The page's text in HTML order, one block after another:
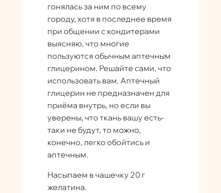
гонялась за ним по всему
городу, хотя в последнее время
при общении с кондитерами
выясняю, что многие
пользуются обычным аптечным
глицерином. Решайте сами, что
использовать вам. Аптечный
глицерин не предназначен для
приёма внутрь, но если вы
уверены, что ткань вашу есть-
таки не будут, то можно,
конечно, легко обойтись и
аптечным.
Насыпаем в чашечку 20 г
желатина.